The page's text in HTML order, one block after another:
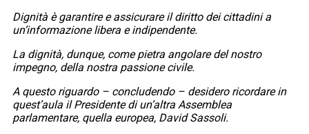
Dignità è garantire e assicurare il diritto dei cittadini a
un’informazione libera e indipendente.
La dignità, dunque, come pietra angolare del nostro
impegno, della nostra passione civile.
A questo riguardo – concludendo – desidero ricordare in
quest’aula il Presidente di un’altra Assemblea
parlamentare, quella europea, David Sassoli.